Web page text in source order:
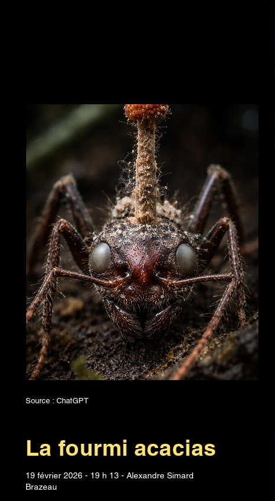
Source : ChatGPT
La fourmi acacias
19 février 2026 - 19 h 13 - Alexandre Simard
Brazeau